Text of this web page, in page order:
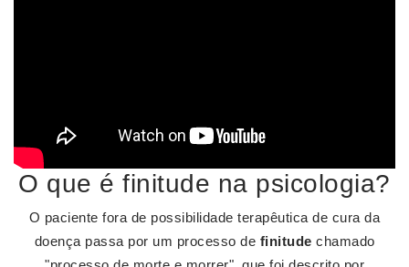
O que é finitude na psicologia?
O paciente fora de possibilidade terapêutica de cura da
doença passa por um processo de finitude chamado